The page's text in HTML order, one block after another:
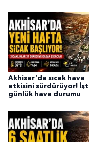
Akhisar'da sıcak hava
etkisini sürdürüyor!
günlük hava durumu